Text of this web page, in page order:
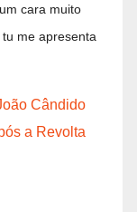
cara muito
me apresenta
Cândido
a Revolta